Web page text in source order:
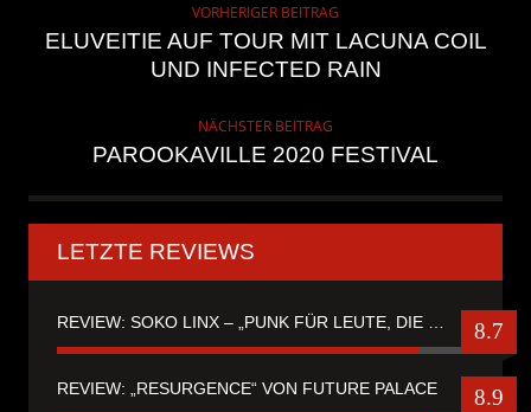
VORHERIGER BEITRAG
ELUVEITIE AUF TOUR MIT LACUNA COIL
UND INFECTED RAIN
NÄCHSTER BEITRAG
PAROOKAVILLE 2020 FESTIVAL
LETZTE REVIEWS
8.7
REVIEW: „RESURGENCE“ VON FUTURE PALACE 8.9